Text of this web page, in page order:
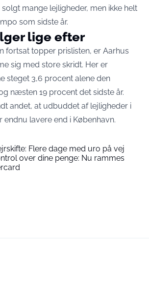
mange lejligheder, men ikke helt
som sidste år.
lige efter
fortsat topper prislisten, er Aarhus
sig med store skridt. Her er
steget 3,6 procent alene den
næsten 19 procent det sidste år.
andet, at udbuddet af lejligheder i
endnu lavere end i København.
Flere dage med uro på vej
over dine penge: Nu rammes